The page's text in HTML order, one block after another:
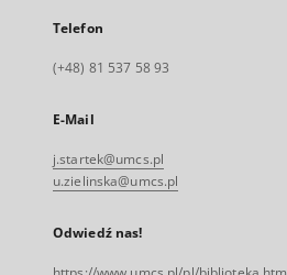
Telefon
(+48) 81 537 58 93
E-Mail
j.startek@umcs.pl
u.zielinska@umcs.pl
Odwiedź nas!